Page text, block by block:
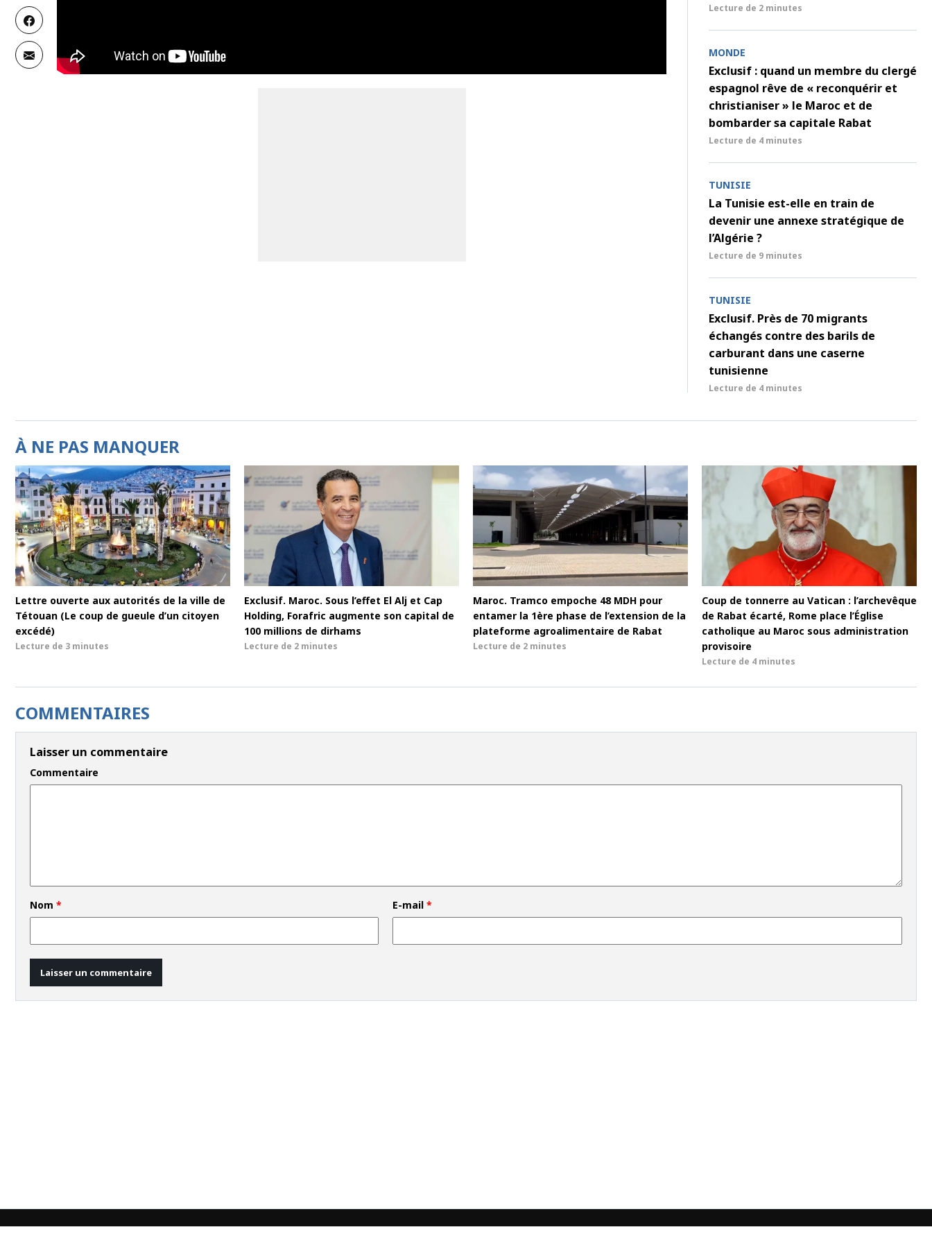
Lecture de 2 minutes
MONDE
Exclusif : quand un membre du clergé
espagnol rêve de « reconquérir et
christianiser » le Maroc et de
bombarder sa capitale Rabat
Lecture de 4 minutes
TUNISIE
La Tunisie est-elle en train de
devenir une annexe stratégique de
l’Algérie ?
Lecture de 9 minutes
TUNISIE
Exclusif. Près de 70 migrants
échangés contre des barils de
carburant dans une caserne
tunisienne
Lecture de 4 minutes
À NE PAS MANQUER
Lettre ouverte aux autorités de la ville de
Tétouan (Le coup de gueule d’un citoyen
excédé)
Lecture de 3 minutes
Exclusif. Maroc. Sous l’effet El Alj et Cap
Holding, Forafric augmente son capital de
100 millions de dirhams
Lecture de 2 minutes
Maroc. Tramco empoche 48 MDH pour
entamer la 1ère phase de l’extension de la
plateforme agroalimentaire de Rabat
Lecture de 2 minutes
Coup de tonnerre au Vatican : l’archevêque
de Rabat écarté, Rome place l’Église
catholique au Maroc sous administration
provisoire
Lecture de 4 minutes
COMMENTAIRES
Laisser un commentaire
Commentaire
Nom * E-mail*